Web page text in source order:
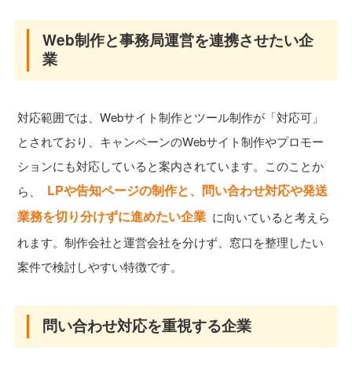
Web制作と事務局運営を連携させたい企
業
対応範囲では、Webサイト制作とツール制作が「対応可」
とされており、キャンペーンのWebサイト制作やプロモー
ションにも対応していると案内されています。このことか
ら、
LPや告知ページの制作と、問い合わせ対応や発送
業務を切り分けずに進めたい企業 に向いていると考えら
れます。制作会社と運営会社を分けず、窓口を整理したい
案件で検討しやすい特徴です。
問い合わせ対応を重視する企業